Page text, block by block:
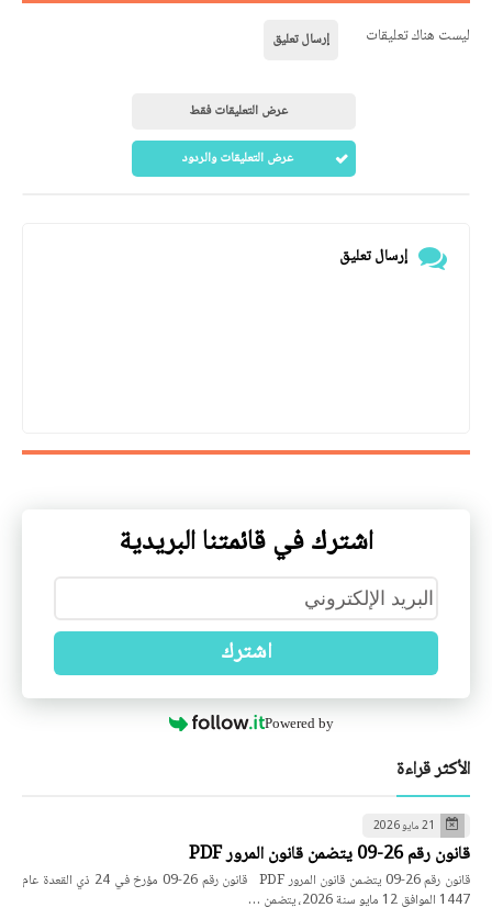
ليست هناك تعليقات إرسال تعليق
عرض التعليقات فقط
عرض التعليقات والردود
إرسال تعليق
اشترك في قائمتنا البريدية
اشترك
Powered by
الأكثر قراءة
21 مايو 2026
قانون رقم 26-09 يتضمن قانون المرور PDF
قانون رقم 26-09 يتضمن قانون المرور PDF قانون رقم 26-09 مؤرخ في 24 ذي القعدة عام
1447 الموافق 12 مايو سنة 2026، يتضمن …